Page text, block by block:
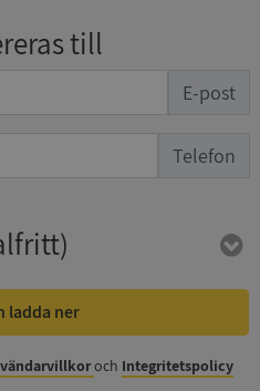
till
E-post
Telefon
ladda ner
och Integritetspolicy